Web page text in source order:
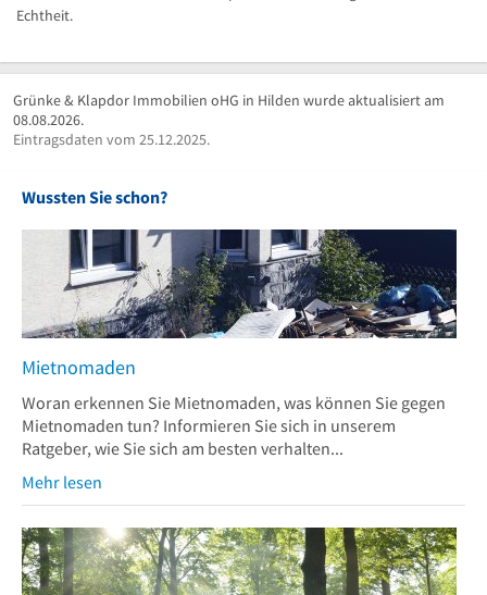
Echtheit.
Grünke & Klapdor Immobilien oHG in Hilden wurde aktualisiert am
08.08.2026.
Eintragsdaten vom 25.12.2025.
Wussten Sie schon?
Mietnomaden
Woran erkennen Sie Mietnomaden, was können Sie gegen
Mietnomaden tun? Informieren Sie sich in unserem
Ratgeber, wie Sie sich am besten verhalten...
Mehr lesen